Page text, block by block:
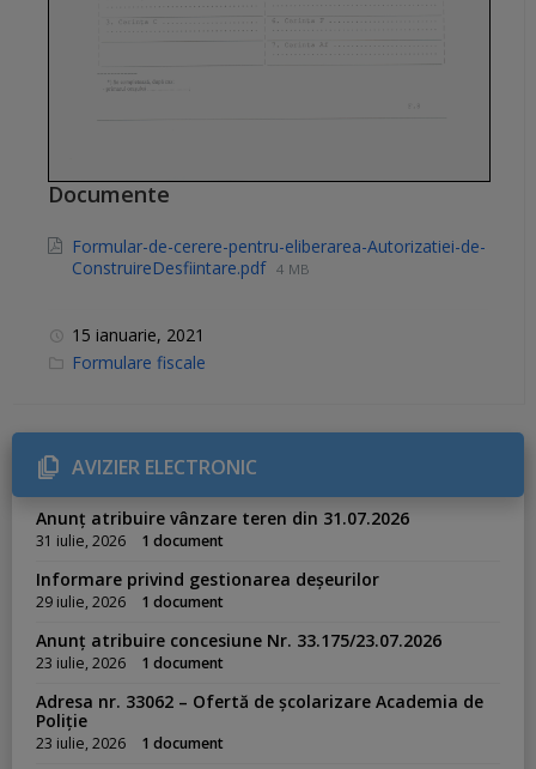
Documente
Formular-de-cerere-pentru-eliberarea-Autorizatiei-de-
ConstruireDesfiintare.pdf 4 MB
15 ianuarie, 2021
C
g
r
i
e
s
Formulare fiscale
AVIZIER ELECTRONIC
Anunț atribuire vânzare teren din 31.07.2026
31 iulie, 2026 1 document
Informare privind gestionarea deșeurilor
29 iulie, 2026 1 document
Anunț atribuire concesiune Nr. 33.175/23.07.2026
23 iulie, 2026 1 document
Adresa nr. 33062 – Ofertă de școlarizare Academia de
Poliție
23 iulie, 2026 1 document